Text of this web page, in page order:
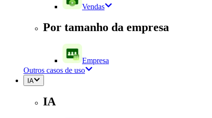
Vendas
Por tamanho da empresa
Empresa
Outros casos de uso
IA
IA